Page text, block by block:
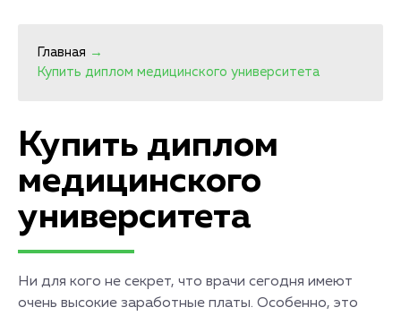
Главная →
Купить диплом медицинского университета
Купить диплом
медицинского
университета
Ни для кого не секрет, что врачи сегодня имеют
очень высокие заработные платы. Особенно, это